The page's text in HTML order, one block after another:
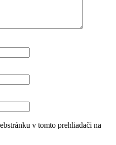
v tomto prehliadači na